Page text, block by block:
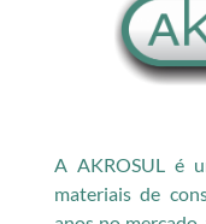
A AKROSUL é
materiais de